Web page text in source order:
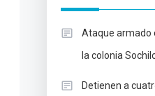
Ataque armado
la colonia
Detienen a